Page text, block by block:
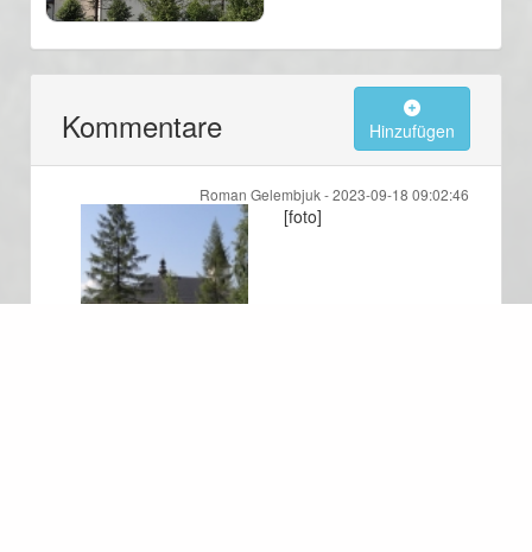
Kommentare Hinzufügen
Roman Gelembjuk -2023-09-18 09:02:46
[foto]